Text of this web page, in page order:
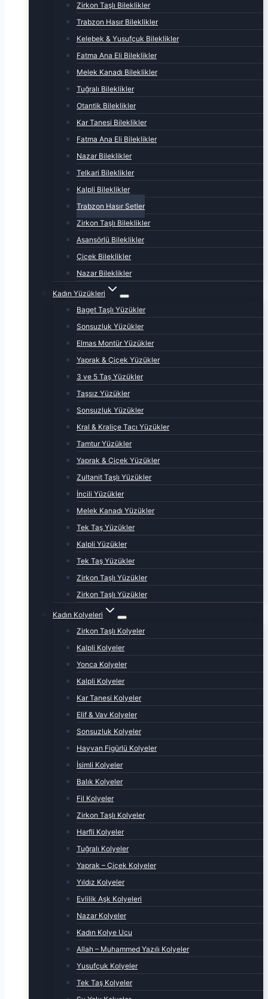
Zirkon Taşlı Bileklikler
Trabzon Hasır Bileklikler
Kelebek & Yusufçuk Bileklikler
Fatma Ana Eli Bileklikler
Melek Kanadı Bileklikler
Tuğralı Bileklikler
Otantik Bileklikler
Kar Tanesi Bileklikler
Fatma Ana Eli Bileklikler
Nazar Bileklikler
Telkari Bileklikler
Kalpli Bileklikler
Trabzon Hasır Setler
Zirkon Taşlı Bileklikler
Asansörlü Bileklikler
Çiçek Bileklikler
Nazar Bileklikler
Kadın Yüzükleri
Baget Taşlı Yüzükler
Sonsuzluk Yüzükler
Elmas Montür Yüzükler
Yaprak & Çiçek Yüzükler
3 ve 5 Taş Yüzükler
Taşsız Yüzükler
Sonsuzluk Yüzükler
Kral & Kraliçe Tacı Yüzükler
Tamtur Yüzükler
Yaprak & Çiçek Yüzükler
Zultanit Taşlı Yüzükler
İncili Yüzükler
Melek Kanadı Yüzükler
Tek Taş Yüzükler
Kalpli Yüzükler
Tek Taş Yüzükler
Zirkon Taşlı Yüzükler
Zirkon Taşlı Yüzükler
Kadın Kolyeleri
Zirkon Taşlı Kolyeler
Kalpli Kolyeler
Yonca Kolyeler
Kalpli Kolyeler
Kar Tanesi Kolyeler
Elif & Vav Kolyeler
Sonsuzluk Kolyeler
Hayvan Figürlü Kolyeler
İsimli Kolyeler
Balık Kolyeler
Fil Kolyeler
Zirkon Taşlı Kolyeler
Harfli Kolyeler
Tuğralı Kolyeler
Yaprak – Çiçek Kolyeler
Yıldız Kolyeler
Evlilik Aşk Kolyeleri
Nazar Kolyeler
Kadın Kolye Ucu
Allah – Muhammed Yazılı Kolyeler
Yusufçuk Kolyeler
Tek Taş Kolyeler